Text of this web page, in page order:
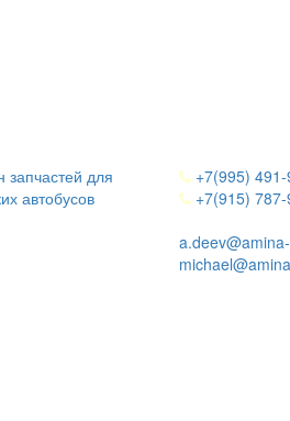
+7(995)
+7(915)